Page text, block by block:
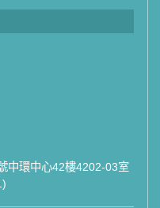
中環中心42樓4202-03室